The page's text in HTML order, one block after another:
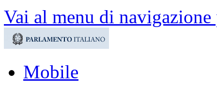
Vai al menu di
Mobile